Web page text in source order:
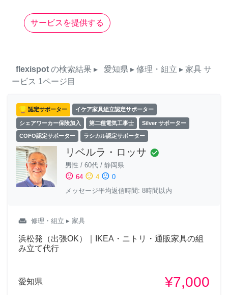
サービスを提供する
flexispot の検索結果 ▸ 愛知県 ▸ 修理・組立 ▸ 家具 サ
ービス 1ページ目
認定サポーター イケア家具組立認定サポーター
シェアワーカー保険加入 第二種電気工事士 Silver サポーター
COFO認定サポーター ラシカル認定サポーター
リベルラ・ロッサ check_circle
男性 / 60代 / 静岡県
sentiment_satisfied 64 sentiment_neutral 4 sentiment_dissatisfied 0
メッセージ平均返信時間: 8時間以内
weekend 修理・組立 ▸ 家具
浜松発（出張OK）｜IKEA・ニトリ・通販家具の組
み立て代行
愛知県 ¥7,000